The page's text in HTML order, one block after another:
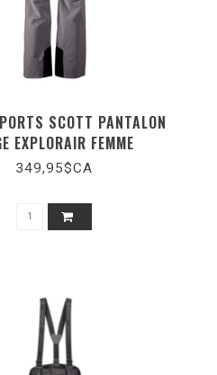
SCOTT PANTALON
EXPLORAIR FEMME
349,95$CA